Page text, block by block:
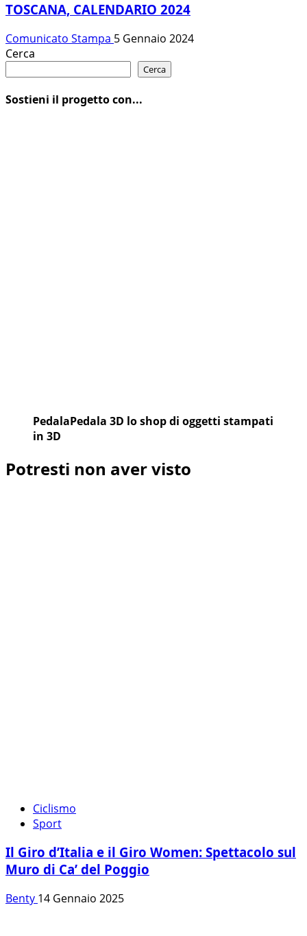
TOSCANA, CALENDARIO 2024
Comunicato Stampa 5 Gennaio 2024
Cerca
Cerca
Sostieni il progetto con...
PedalaPedala 3D lo shop di oggetti stampati
in 3D
Potresti non aver visto
Ciclismo
Sport
Il Giro d’Italia e il Giro Women: Spettacolo sul
Muro di Ca’ del Poggio
Benty 14 Gennaio 2025